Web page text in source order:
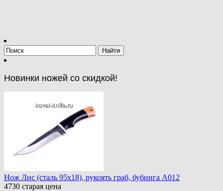
Новинки ножей со скидкой!
Нож Лис (сталь 95х18), рукоять граб, бубинга A012
4730 старая цена